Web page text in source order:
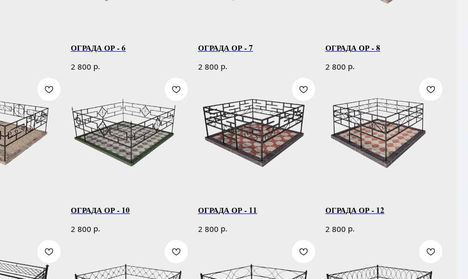
ОГРАДА ОР - 6
2 800 р.
ОГРАДА ОР - 7
2 800 р.
ОГРАДА ОР - 8
2 800 р.
ОГРАДА ОР - 10
2 800 р.
ОГРАДА ОР - 11
2 800 р.
ОГРАДА ОР - 12
2 800 р.